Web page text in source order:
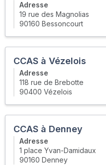
Adresse
19 rue des Magnolias
90160 Bessoncourt
CCAS à Vézelois
Adresse
118 rue de Brebotte
90400 Vézelois
CCAS à Denney
Adresse
1 place Yvan-Damidaux
90160 Denney